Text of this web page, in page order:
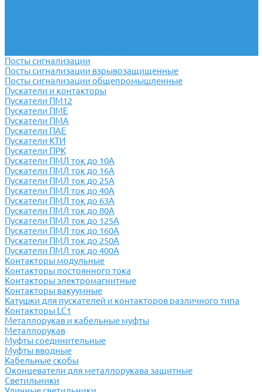
Посты сигнализации
Посты сигнализации взрывозащищенные
Посты сигнализации общепромышленные
Пускатели и контакторы
Пускатели ПМ12
Пускатели ПМЕ
Пускатели ПМА
Пускатели ПАЕ
Пускатели КТИ
Пускатели ПРК
Пускатели ПМЛ ток до 10А
Пускатели ПМЛ ток до 16А
Пускатели ПМЛ ток до 25А
Пускатели ПМЛ ток до 40А
Пускатели ПМЛ ток до 63А
Пускатели ПМЛ ток до 80А
Пускатели ПМЛ ток до 125А
Пускатели ПМЛ ток до 160А
Пускатели ПМЛ ток до 250А
Пускатели ПМЛ ток до 400А
Контакторы модульные
Контакторы постоянного тока
Контакторы электромагнитные
Контакторы вакуумные
Катушки для пускателей и контакторов различного типа
Контакторы LC1
Металлорукав и кабельные муфты
Металлорукав
Муфты соединительные
Муфты вводные
Кабельные скобы
Оконцеватели для металлорукава защитные
Светильники